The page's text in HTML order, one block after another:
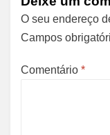
O seu endereço
Campos
Comentário *